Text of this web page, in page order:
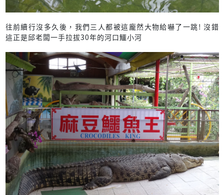
往前續行沒多久後，我們三人都被這龐然大物給嚇了一跳! 沒錯
這正是邱老闆一手拉拔30年的河口鱷小河